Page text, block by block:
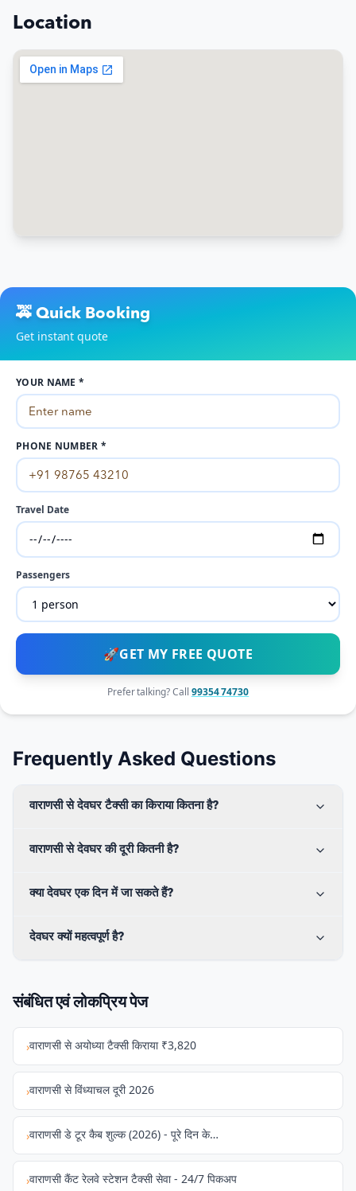
Location
🚕 Quick Booking
Get instant quote
YOUR NAME *
PHONE NUMBER *
Travel Date
Passengers
🚀GET MY FREE QUOTE
Prefer talking? Call 99354 74730
Frequently Asked Questions
वाराणसी से देवघर टैक्सी का किराया कितना है?
वाराणसी से देवघर की दूरी कितनी है?
क्या देवघर एक दिन में जा सकते हैं?
देवघर क्यों महत्वपूर्ण है?
संबंधित एवं लोकप्रिय पेज
›वाराणसी से अयोध्या टैक्सी किराया ₹3,820
›वाराणसी से विंध्याचल दूरी 2026
›वाराणसी डे टूर कैब शुल्‍क (2026) - पूरे दिन के…
›वाराणसी कैंट रेलवे स्टेशन टैक्सी सेवा - 24/7 पिकअप